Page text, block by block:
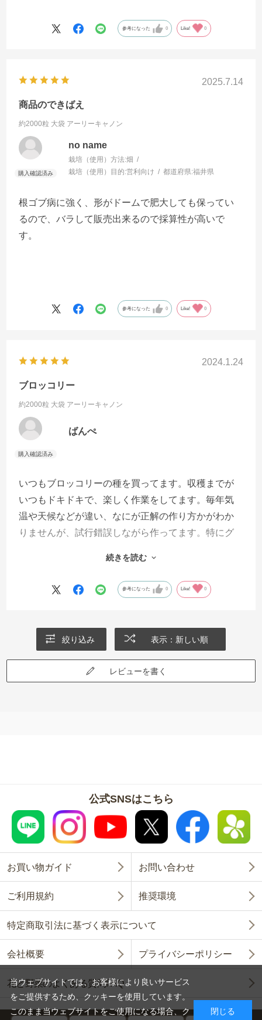
参考になった 0 Like! 0
2025.7.14
商品のできばえ
約2000粒 大袋 アーリーキャノン
no name
栽培（使用）方法:畑
栽培（使用）目的:営利向け 都道府県:福井県
根ゴブ病に強く、形がドームで肥大しても保ってい
るので、バラして販売出来るので採算性が高いで
す。
参考になった 0 Like! 0
2024.1.24
ブロッコリー
約2000粒 大袋 アーリーキャノン
ばんぺ
いつもブロッコリーの種を買ってます。収穫までが
いつもドキドキで、楽しく作業をしてます。毎年気
温や天候などが違い、なにが正解の作り方かがわか
りませんが、試行錯誤しながら作ってます。特にグ
い時期に収穫することもしています。グランドーム
は、とても重宝しています。
続きを読む
参考になった 0 Like! 0
絞り込み 表示：新しい順
レビューを書く
公式SNSはこちら
お買い物ガイド お問い合わせ
ご利用規約 推奨環境
特定商取引法に基づく表示について
会社概要 プライバシーポリシー
花と野菜のよくある質問FAQ
当ウェブサイトでは、お客様により良いサービス
をご提供するため、クッキーを使用しています。
このまま当ウェブサイトをご使用になる場合、ク
閉じる